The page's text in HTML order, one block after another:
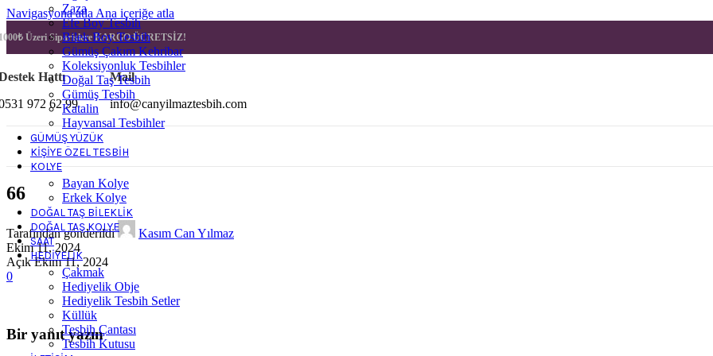
Navigasyona atla Ana içeriğe atla
Üzeri Siparişlere KARGO ÜCRETSİZ!
Hattı
972 62 99
Mail
info@canyilmaztesbih.com
Zaza
Efe Boy Tesbih
Bilek Boy Tesbih
Gümüş Çakım Kehribar
Koleksiyonluk Tesbihler
Doğal Taş Tesbih
Gümüş Tesbih
Katalin
Hayvansal Tesbihler
GÜMÜŞ YÜZÜK
KIŞIYE ÖZEL TESBIH
KOLYE
Bayan Kolye
Erkek Kolye
DOĞAL TAŞ BILEKLIK
DOĞAL TAŞ KOLYE
SAAT
HEDIYELIK
Çakmak
Hediyelik Obje
Hediyelik Tesbih Setler
Küllük
Tesbih Çantası
Tesbih Kutusu
66
Tarafından gönderildi
Kasım Can Yılmaz
Ekim 11, 2024
Açık Ekim 11, 2024
0
Bir yanıt yazın